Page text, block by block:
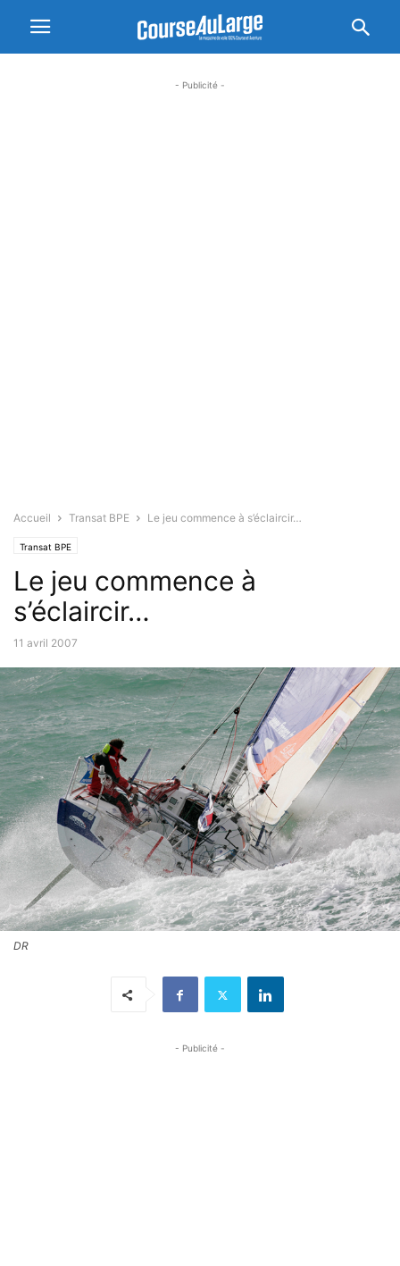
- Publicité -
Accueil Transat BPE Le jeu commence à s’éclaircir…
Transat BPE
Le jeu commence à
s’éclaircir…
11 avril 2007
DR
- Publicité -